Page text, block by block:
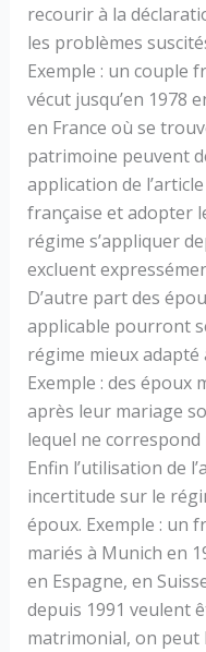
recourir à la
les problèmes
Exemple : un couple
vécut jusqu’en 1978
en France où se
patrimoine peuvent
application de
française et adopter
régime s’appliquer
excluent
D’autre part des
applicable pourront
régime mieux
Exemple : des époux
après leur mariage
lequel ne
Enfin l’utilisation de
incertitude sur le
époux. Exemple : un
mariés à Munich en
en Espagne, en
depuis 1991 veulent
matrimonial, on